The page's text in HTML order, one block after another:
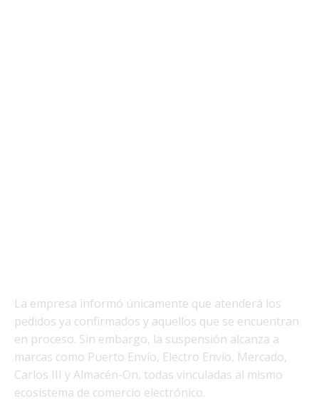
La empresa informó únicamente que atenderá los
pedidos ya confirmados y aquellos que se encuentran
en proceso. Sin embargo, la suspensión alcanza a
marcas como Puerto Envío, Electro Envío, Mercado,
Carlos III y Almacén-On, todas vinculadas al mismo
ecosistema de comercio electrónico.